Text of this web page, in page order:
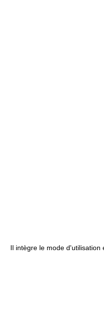
Il intègre le mode